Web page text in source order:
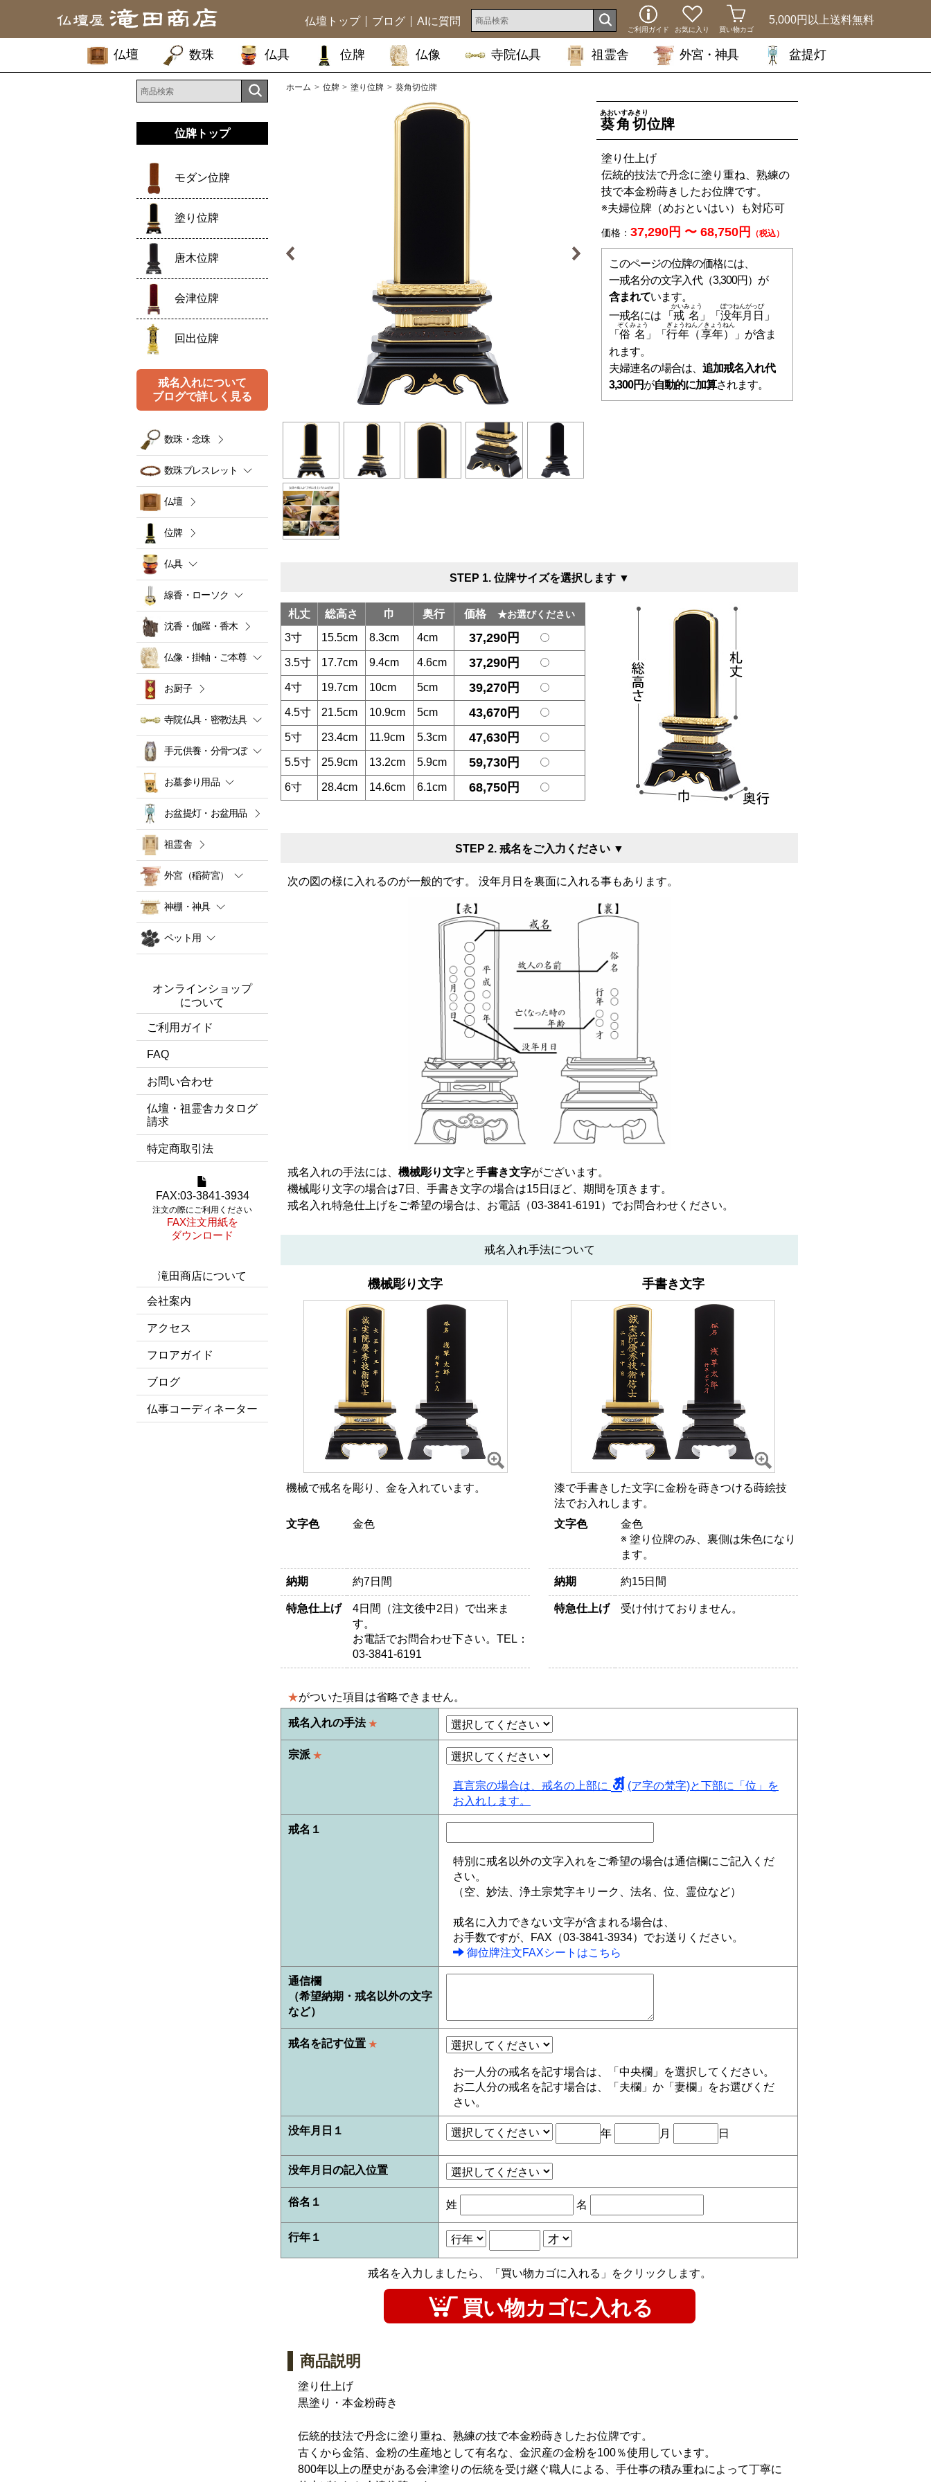
5,000円以上送料無料
ご利用ガイド お気に入り 買い物カゴ
仏壇トップ ブログ AIに質問
仏壇 数珠 仏具 位牌 仏像 寺院仏具 祖霊舎 外宮・神具 盆提灯
ホーム 位牌 塗り位牌 葵角切位牌
葵角切
あおいすみきり
位牌
塗り仕上げ
伝統的技法で丹念に塗り重ね、熟練の
技で本金粉蒔きしたお位牌です。
※夫婦位牌（めおといはい）も対応可
価格： 37,290円 〜 68,750円 （税込）
このページの位牌の価格には、
一戒名分の文字入代（3,300円）が
含まれています。
一戒名には 「 戒名
かいみょう
」「 没年月日
ぼつねんがっぴ
」
「 俗名
ぞくみょう
」「 行年（享年）
ぎょうねん／きょうねん
」が含ま
れます。
夫婦連名の場合は、 追加戒名入れ代
3,300円が自動的に加算されます。
STEP 1. 位牌サイズを選択します ▼
札丈 総高さ 巾 奥行 価格 ★お選びください
3寸 15.5cm 8.3cm 4cm 37,290円
3.5寸 17.7cm 9.4cm 4.6cm 37,290円
4寸 19.7cm 10cm 5cm 39,270円
4.5寸 21.5cm 10.9cm 5cm 43,670円
5寸 23.4cm 11.9cm 5.3cm 47,630円
5.5寸 25.9cm 13.2cm 5.9cm 59,730円
6寸 28.4cm 14.6cm 6.1cm 68,750円
STEP 2. 戒名をご入力ください ▼
次の図の様に入れるのが一般的です。 没年月日を裏面に入れる事もあります。
戒名入れの手法には、 機械彫り文字と手書き文字がございます。
機械彫り文字の場合は7日、手書き文字の場合は15日ほど、期間を頂きます。
戒名入れ特急仕上げをご希望の場合は、お電話（03-3841-6191）でお問合わせください。
戒名入れ手法について
機械彫り文字
機械で戒名を彫り、金を入れています。
文字色 金色
納期 約7日間
特急仕上げ
4日間（注文後中2日）で出来ま
す。
お電話でお問合わせ下さい。TEL：
03-3841-6191
手書き文字
漆で手書きした文字に金粉を蒔きつける蒔絵技
法でお入れします。
文字色
金色
※ 塗り位牌のみ、裏側は朱色になり
ます。
納期 約15日間
特急仕上げ 受け付けておりません。
★がついた項目は省略できません。
戒名入れの手法 ★
宗派 ★
真言宗の場合は、戒名の上部に
(ア字の梵字)と下部に「位」を
お入れします。
戒名１
特別に戒名以外の文字入れをご希望の場合は通信欄にご記入くだ
さい。
（空、妙法、浄土宗梵字キリーク、法名、位、霊位など）
戒名に入力できない文字が含まれる場合は、
お手数ですが、FAX（03-3841-3934）でお送りください。
御位牌注文FAXシートはこちら
通信欄
（希望納期・戒名以外の文字
など）
戒名を記す位置 ★
お一人分の戒名を記す場合は、「中央欄」を選択してください。
お二人分の戒名を記す場合は、「夫欄」か「妻欄」をお選びくだ
さい。
没年月日１ 年 月 日
没年月日の記入位置
俗名１ 姓 名
行年１
戒名を入力しましたら、「買い物カゴに入れる」をクリックします。
商品説明
塗り仕上げ
黒塗り・本金粉蒔き
伝統的技法で丹念に塗り重ね、熟練の技で本金粉蒔きしたお位牌です。
古くから金箔、金粉の生産地として有名な、金沢産の金粉を100％使用しています。
800年以上の歴史がある会津塗りの伝統を受け継ぐ職人による、手仕事の積み重ねによって丁寧に
位牌トップ
モダン位牌
塗り位牌
唐木位牌
会津位牌
回出位牌
戒名入れについて
ブログで詳しく見る
数珠・念珠
数珠ブレスレット
仏壇
位牌
仏具
線香・ローソク
沈香・伽羅・香木
仏像・掛軸・ご本尊
お厨子
寺院仏具・密教法具
手元供養・分骨つぼ
お墓参り用品
お盆提灯・お盆用品
祖霊舎
外宮（稲荷宮）
神棚・神具
ペット用
オンラインショップ
について
ご利用ガイド
FAQ
お問い合わせ
仏壇・祖霊舎カタログ
請求
特定商取引法
FAX:03-3841-3934
注文の際にご利用ください
FAX注文用紙を
ダウンロード
滝田商店について
会社案内
アクセス
フロアガイド
ブログ
仏事コーディネーター